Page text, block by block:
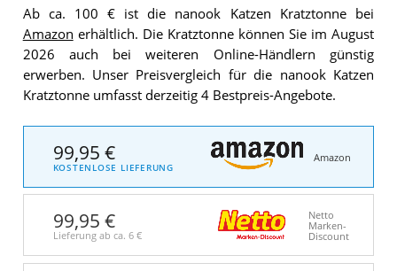
Ab ca. 100 € ist die nanook Katzen Kratztonne bei
Amazon erhältlich. Die Kratztonne können Sie im August
2026 auch bei weiteren Online-Händlern günstig
erwerben. Unser Preisvergleich für die nanook Katzen
Kratztonne umfasst derzeitig 4 Bestpreis-Angebote.
99,95 €
KOSTENLOSE LIEFERUNG
Amazon
99,95 €
Lieferung ab ca. 6 €
Netto
Marken-
Discount